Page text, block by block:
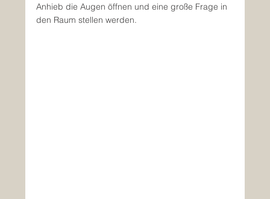
Anhieb die Augen öffnen und eine große Frage in
den Raum stellen werden.